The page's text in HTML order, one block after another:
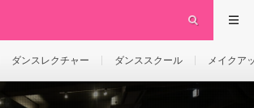
ダンスレクチャー ダンススクール メイクア